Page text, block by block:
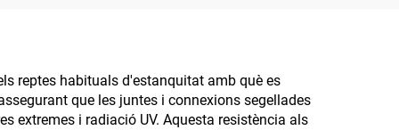
la
siliconat
reptes habituals d'estanquitat amb què es
que les juntes i connexions segellades
extremes i radiació UV. Aquesta resistència als